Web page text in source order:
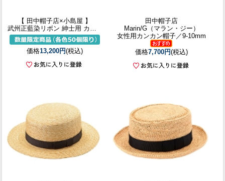
【 田中帽子店×小島屋 】
武州正藍染リボン 紳士用 カンカン帽
価格13,200円(税込)
田中帽子店
Marin/G（マラン・ジー）
女性用カンカン帽子／9-10mm
価格7,700円(税込)